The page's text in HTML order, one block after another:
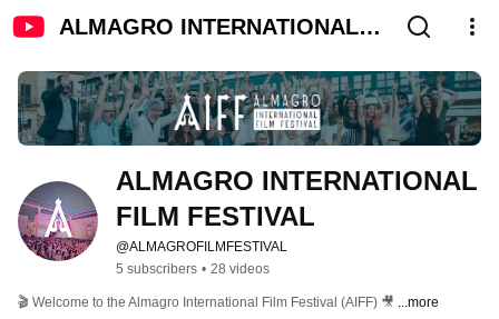
ALMAGRO INTERNATIONAL
ALMAGRO INTERNATIONAL
FILM FESTIVAL
@ALMAGROFILMFESTIVAL
5 subscribers • 28 videos
🎬 Welcome to the Almagro International Film Festival (AIFF) 🎥 ...more